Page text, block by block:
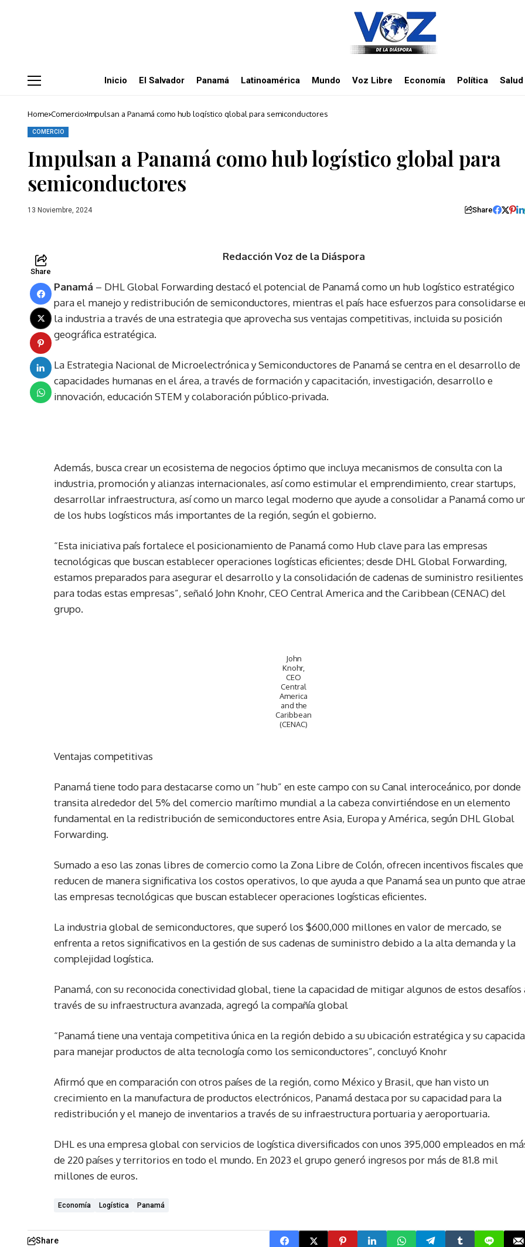
Inicio El Salvador Panamá Latinoamérica Mundo Voz Libre Economía Política Salud
Home Comercio Impulsan a Panamá como hub logístico global para semiconductores
COMERCIO
Impulsan a Panamá como hub logístico global para
semiconductores
13 Noviembre, 2024 Share
capacidad
de
desafíos
través
su
infraestructura
avanzada,
agregó
compañía
Share
Redacción Voz de la Diáspora
Panamá – DHL Global Forwarding destacó el potencial de Panamá como un hub logístico estratégico
para el manejo y redistribución de semiconductores, mientras el país hace esfuerzos para consolidarse
la industria a través de una estrategia que aprovecha sus ventajas competitivas, incluida su posición
geográfica estratégica.
La Estrategia Nacional de Microelectrónica y Semiconductores de Panamá se centra en el desarrollo de
capacidades humanas en el área, a través de formación y capacitación, investigación, desarrollo e
innovación, educación STEM y colaboración público-privada.
Además, busca crear un ecosistema de negocios óptimo que incluya mecanismos de consulta con la
industria, promoción y alianzas internacionales, así como estimular el emprendimiento, crear startups,
desarrollar infraestructura, así como un marco legal moderno que ayude a consolidar a Panamá como
de los hubs logísticos más importantes de la región, según el gobierno.
“Esta iniciativa país fortalece el posicionamiento de Panamá como Hub clave para las empresas
tecnológicas que buscan establecer operaciones logísticas eficientes; desde DHL Global Forwarding,
estamos preparados para asegurar el desarrollo y la consolidación de cadenas de suministro resilientes
para todas estas empresas”, señaló John Knohr, CEO Central America and the Caribbean (CENAC) del
grupo.
John
Knohr,
CEO
Central
America
and the
Caribbean
(CENAC)
Ventajas competitivas
Panamá tiene todo para destacarse como un “hub” en este campo con su Canal interoceánico, por donde
transita alrededor del 5% del comercio marítimo mundial a la cabeza convirtiéndose en un elemento
fundamental en la redistribución de semiconductores entre Asia, Europa y América, según DHL Global
Forwarding.
Sumado a eso las zonas libres de comercio como la Zona Libre de Colón, ofrecen incentivos fiscales que
reducen de manera significativa los costos operativos, lo que ayuda a que Panamá sea un punto que atrae
las empresas tecnológicas que buscan establecer operaciones logísticas eficientes.
La industria global de semiconductores, que superó los $600,000 millones en valor de mercado, se
enfrenta a retos significativos en la gestión de sus cadenas de suministro debido a la alta demanda y la
complejidad logística.
Panamá, con su reconocida conectividad global, tiene la capacidad de mitigar algunos de estos desafíos
través de su infraestructura avanzada, agregó la compañía global
“Panamá tiene una ventaja competitiva única en la región debido a su ubicación estratégica y su
para manejar productos de alta tecnología como los semiconductores”, concluyó Knohr
Afirmó que en comparación con otros países de la región, como México y Brasil, que han visto un
crecimiento en la manufactura de productos electrónicos, Panamá destaca por su capacidad para la
redistribución y el manejo de inventarios a través de su infraestructura portuaria y aeroportuaria.
DHL es una empresa global con servicios de logística diversificados con unos 395,000 empleados en
de 220 países y territorios en todo el mundo. En 2023 el grupo generó ingresos por más de 81.8 mil
millones de euros.
Economía Logística Panamá
Share